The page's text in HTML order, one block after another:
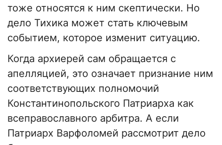
тоже относятся к ним скептически. Но
дело Тихика может стать ключевым
событием, которое изменит ситуацию.
Когда архиерей сам обращается с
апелляцией, это означает признание ним
соответствующих полномочий
Константинопольского Патриарха как
всеправославного арбитра. А если
Патриарх Варфоломей рассмотрит дело